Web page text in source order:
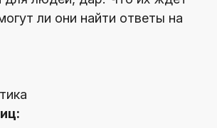
ли они найти ответы на